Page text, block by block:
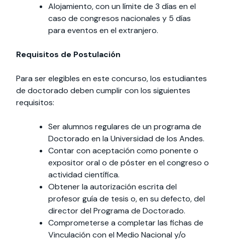
Alojamiento, con un límite de 3 días en el
caso de congresos nacionales y 5 días
para eventos en el extranjero.
Requisitos de Postulación
Para ser elegibles en este concurso, los estudiantes
de doctorado deben cumplir con los siguientes
requisitos:
Ser alumnos regulares de un programa de
Doctorado en la Universidad de los Andes.
Contar con aceptación como ponente o
expositor oral o de póster en el congreso o
actividad científica.
Obtener la autorización escrita del
profesor guía de tesis o, en su defecto, del
director del Programa de Doctorado.
Comprometerse a completar las fichas de
Vinculación con el Medio Nacional y/o